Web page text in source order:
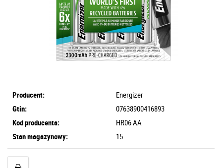
Producent:
Energizer
Gtin:
07638900416893
Kod producenta:
HR06 AA
Stan magazynowy:
15